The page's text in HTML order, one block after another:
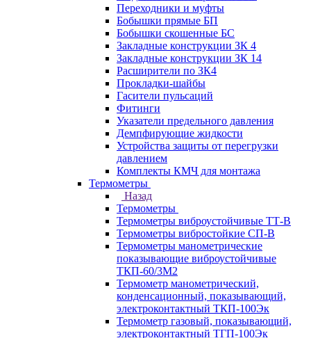
Переходники и муфты
Бобышки прямые БП
Бобышки скошенные БС
Закладные конструкции ЗК 4
Закладные конструкции ЗК 14
Расширители по ЗК4
Прокладки-шайбы
Гасители пульсаций
Фитинги
Указатели предельного давления
Демпфирующие жидкости
Устройства защиты от перегрузки
давлением
Комплекты КМЧ для монтажа
Термометры
Назад
Термометры
Термометры виброустойчивые ТТ-В
Термометры вибростойкие СП-В
Термометры манометрические
показывающие виброустойчивые
ТКП-60/3М2
Термометр манометрический,
конденсационный, показывающий,
электроконтактный ТКП-100Эк
Термометр газовый, показывающий,
электроконтактный ТГП-100Эк